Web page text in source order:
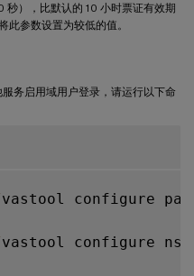
），比默认的 10 小时票证有效期
此参数设置为较低的值。
务启用域用户登录，请运行以下命
vastool configure pam
vastool configure nss